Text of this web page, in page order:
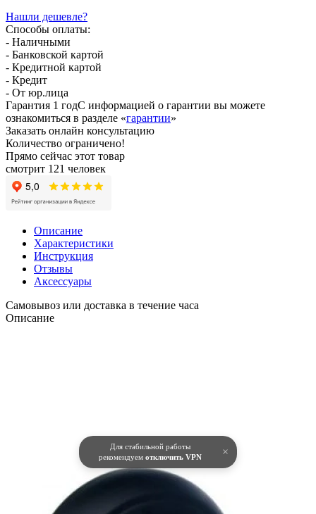
Для стабильной работы
рекомендуем отключить VPN ×
Нашли дешевле?
Способы оплаты:
- Наличными
- Банковской картой
- Кредитной картой
- Кредит
- От юр.лица
Гарантия 1 годС информацией о гарантии вы можете
ознакомиться в разделе «гарантии»
Заказать онлайн консультацию
Количество ограничено!
Прямо сейчас этот товар
смотрит 121 человек
Описание
Характеристики
Инструкция
Отзывы
Аксессуары
Самовывоз или доставка в течение часа
Описание